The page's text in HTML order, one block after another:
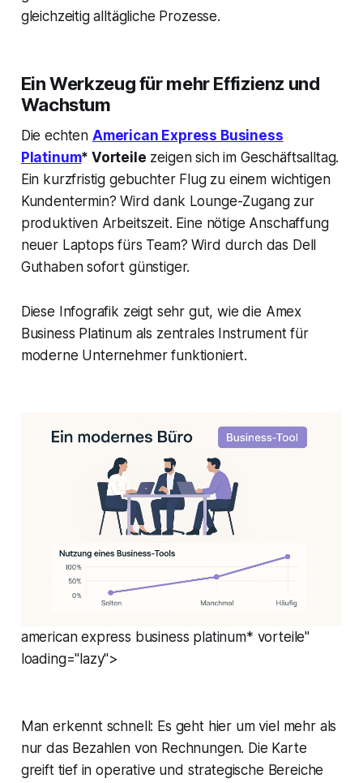
gleichzeitig alltägliche Prozesse.
Ein Werkzeug für mehr Effizienz und
Wachstum
Die echten American Express Business
Platinum* Vorteile zeigen sich im Geschäftsalltag.
Ein kurzfristig gebuchter Flug zu einem wichtigen
Kundentermin? Wird dank Lounge-Zugang zur
produktiven Arbeitszeit. Eine nötige Anschaffung
neuer Laptops fürs Team? Wird durch das Dell
Guthaben sofort günstiger.
Diese Infografik zeigt sehr gut, wie die Amex
Business Platinum als zentrales Instrument für
moderne Unternehmer funktioniert.
american express business platinum* vorteile"
loading="lazy">
Man erkennt schnell: Es geht hier um viel mehr als
nur das Bezahlen von Rechnungen. Die Karte
greift tief in operative und strategische Bereiche